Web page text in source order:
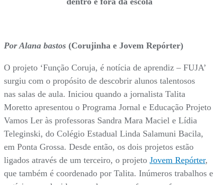
Por Alana bastos (Corujinha e Jovem Repórter)
O projeto ‘Função Coruja, é notícia de aprendiz – FUJA’
surgiu com o propósito de descobrir alunos talentosos
nas salas de aula. Iniciou quando a jornalista Talita
Moretto apresentou o Programa Jornal e Educação Projeto
Vamos Ler às professoras Sandra Mara Maciel e Lídia
Teleginski, do Colégio Estadual Linda Salamuni Bacila,
em Ponta Grossa. Desde então, os dois projetos estão
ligados através de um terceiro, o projeto Jovem Repórter,
que também é coordenado por Talita. Inúmeros trabalhos e